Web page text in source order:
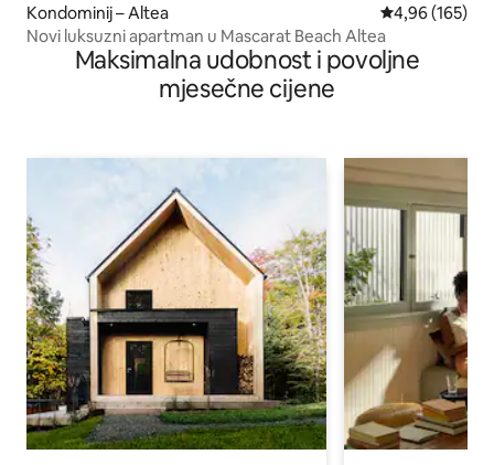
Kondominij – Altea Prosječna
4,96 (165)
Novi luksuzni apartman u Mascarat Beach Altea
Maksimalna udobnost i povoljne
mjesečne cijene